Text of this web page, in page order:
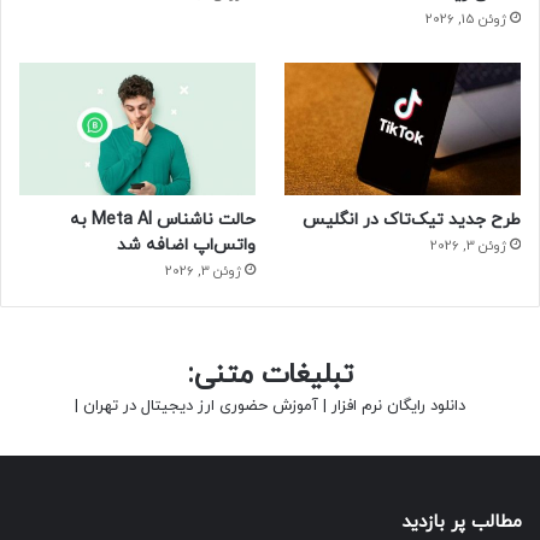
دارای ۴۵ میلیون کاربر فعال است که نشان می‌دهد این برنامه
یکی از بهترین اپلیکیشن‌های آموزش زبان انگلیسی به‌شمار می‌رود.
این برنامه تدریس زبان را با کمک ویدئو انجام می‌دهد و افرادی که
به زبان مسلط هستند ازطریق ویدئو به سایر زبان‌آموزان تازه وارد،
آموزش خواهند داد.
درواقع، اپلیکیشن آموزش زبان Memrise با یاری افراد بومی در یک
منطقه و به‌صورت عملی زبان را آموزش می‌دهد. برای مثال،
شخصی با زبان اصلی (Native) انگلیسی ویدئویی را با زبان‌آموزان
تقویت کنند و اصطلاحات جدید بیاموزند.
ژوئن 15, 2026
طرح جدید تیک‌تاک در انگلیس
ژوئن 3, 2026
حالت ناشناس Meta AI به
واتس‌اپ اضافه شد
ژوئن 3, 2026
تبلیغات متنی:
دانلود رایگان نرم افزار | آموزش حضوری ارز دیجیتال در تهران |
مطالب پر بازدید